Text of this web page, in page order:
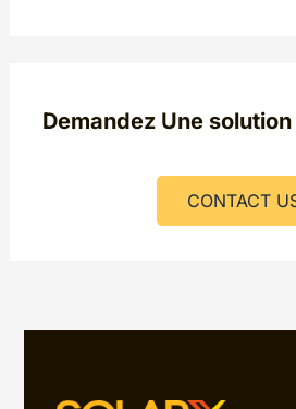
Demandez Une
CONTACT